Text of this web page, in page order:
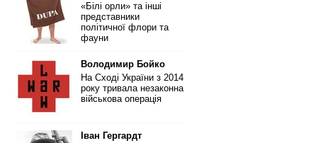
«Білі орли» та інші
представники
політичної флори та
фауни
Володимир Бойко
На Сході України з 2014
року тривала незаконна
військова операція
Іван Гергардт